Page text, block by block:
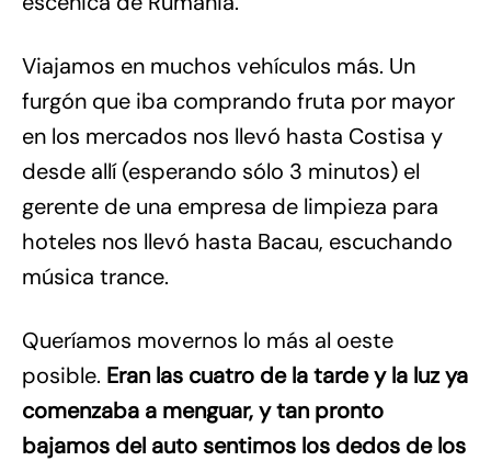
Viajamos en muchos vehículos más. Un
furgón que iba comprando fruta por mayor
en los mercados nos llevó hasta Costisa y
desde allí (esperando sólo 3 minutos) el
gerente de una empresa de limpieza para
hoteles nos llevó hasta Bacau, escuchando
música trance.
Queríamos movernos lo más al oeste
posible. Eran las cuatro de la tarde y la luz ya
comenzaba a menguar, y tan pronto
bajamos del auto sentimos los dedos de los